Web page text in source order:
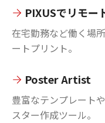
PIXUSでリモー
在宅勤務など働く場
ートプリント。
Poster Artist
豊富なテンプレート
スター作成ツール。